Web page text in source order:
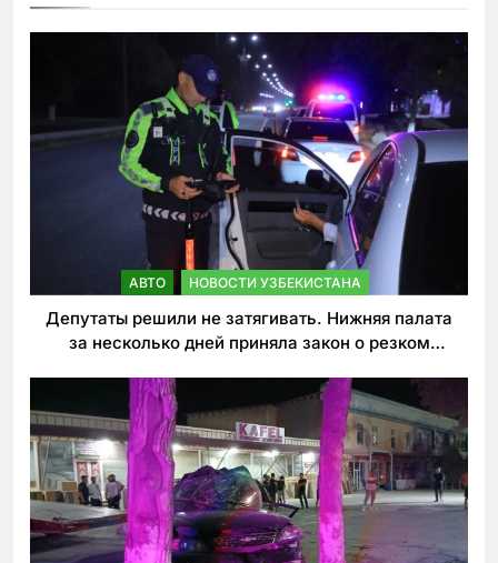
АВТО НОВОСТИ УЗБЕКИСТАНА
Депутаты решили не затягивать. Нижняя палата
за несколько дней приняла закон о резком